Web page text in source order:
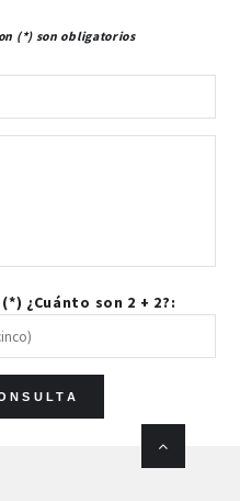
(*) son obligatorios
¿Cuánto son 2 + 2?: